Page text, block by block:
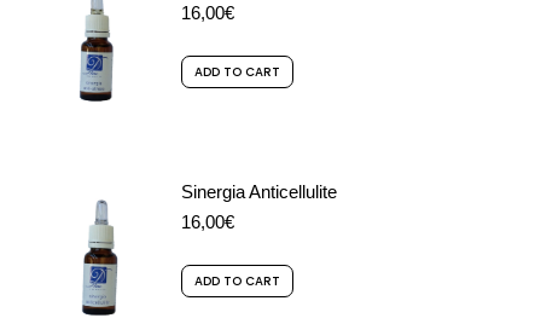
16,00€
ADD TO CART
Sinergia Anticellulite
16,00€
ADD TO CART